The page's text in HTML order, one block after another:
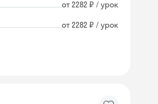
от 2282 ₽ / урок
от 2282 ₽ / урок